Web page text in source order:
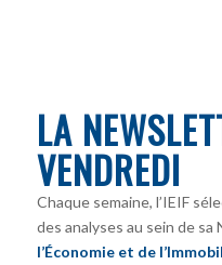
LA
VENDREDI
Chaque semaine, l’IEIF
des analyses au sein de
l’Économie et de